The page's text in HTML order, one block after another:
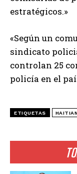
estratégicos.»
«Según un
sindicato
controlan 25
policía en el
ETIQUETAS